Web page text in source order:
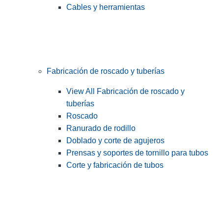
Cables y herramientas
Fabricación de roscado y tuberías
View All Fabricación de roscado y
tuberías
Roscado
Ranurado de rodillo
Doblado y corte de agujeros
Prensas y soportes de tornillo para tubos
Corte y fabricación de tubos